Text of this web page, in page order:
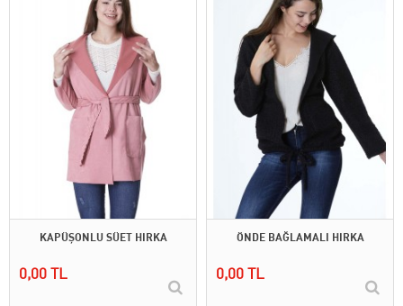
KAPÜŞONLU SÜET HIRKA
0,00 TL
ÖNDE BAĞLAMALI HIRKA
0,00 TL